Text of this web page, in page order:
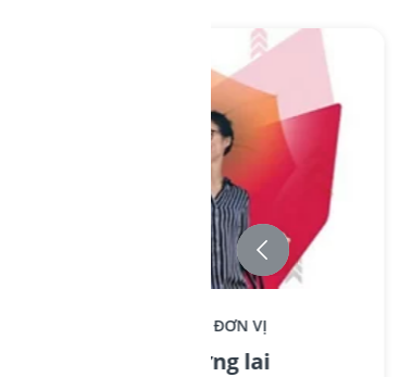
BẢO HIỂM LIÊN KẾT ĐƠN VỊ
Bước đến tương lai